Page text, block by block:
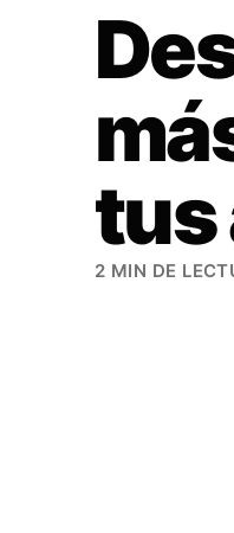
tus
2 MIN DE